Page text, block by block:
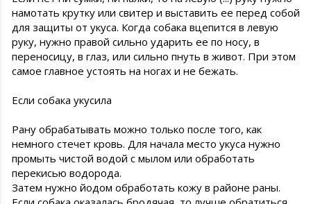
намотать крутку или свитер и выставить ее перед собой
для защиты от укуса. Когда собака вцепится в левую
руку, нужно правой сильно ударить ее по носу, в
переносицу, в глаз, или сильно пнуть в живот. При этом
самое главное устоять на ногах и не бежать.
Если собака укусила
Рану обрабатывать можно только после того, как
немного стечет кровь. Для начала место укуса нужно
промыть чистой водой с мылом или обработать
перекисью водорода.
Затем нужно йодом обработать кожу в районе раны.